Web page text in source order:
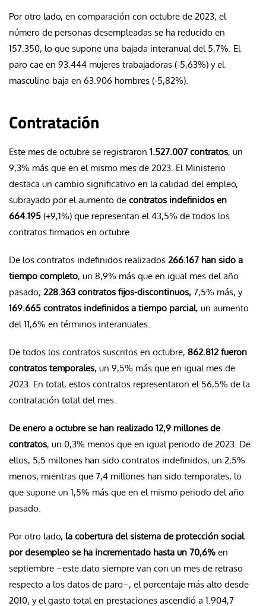
Por otro lado, en comparación con octubre de 2023, el
número de personas desempleadas se ha reducido en
157.350, lo que supone una bajada interanual del 5,7%. El
paro cae en 93.444 mujeres trabajadoras (-5,63%) y el
masculino baja en 63.906 hombres (-5,82%).
Contratación
Este mes de octubre se registraron 1.527.007 contratos, un
9,3% más que en el mismo mes de 2023. El Ministerio
destaca un cambio significativo en la calidad del empleo,
subrayado por el aumento de contratos indefinidos en
664.195 (+9,1%) que representan el 43,5% de todos los
contratos firmados en octubre.
De los contratos indefinidos realizados 266.167 han sido a
tiempo completo, un 8,9% más que en igual mes del año
pasado; 228.363 contratos fijos-discontinuos, 7,5% más, y
169.665 contratos indefinidos a tiempo parcial, un aumento
del 11,6% en términos interanuales.
De todos los contratos suscritos en octubre, 862.812 fueron
contratos temporales, un 9,5% más que en igual mes de
2023. En total, estos contratos representaron el 56,5% de la
contratación total del mes.
De enero a octubre se han realizado 12,9 millones de
contratos, un 0,3% menos que en igual periodo de 2023. De
ellos, 5,5 millones han sido contratos indefinidos, un 2,5%
menos, mientras que 7,4 millones han sido temporales, lo
que supone un 1,5% más que en el mismo periodo del año
pasado.
Por otro lado, la cobertura del sistema de protección social
por desempleo se ha incrementado hasta un 70,6% en
septiembre –este dato siempre van con un mes de retraso
respecto a los datos de paro–, el porcentaje más alto desde
2010, y el gasto total en prestaciones ascendió a 1.904,7